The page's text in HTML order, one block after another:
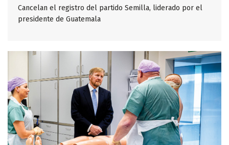
Cancelan el registro del partido Semilla, liderado por el
presidente de Guatemala